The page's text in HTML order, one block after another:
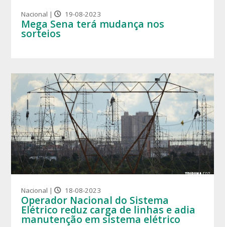
Nacional | 19-08-2023
Mega Sena terá mudança nos
sorteios
Nacional | 18-08-2023
Operador Nacional do Sistema
Elétrico reduz carga de linhas e adia
manutenção em sistema elétrico